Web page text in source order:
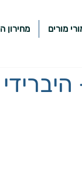
מורים מחירון